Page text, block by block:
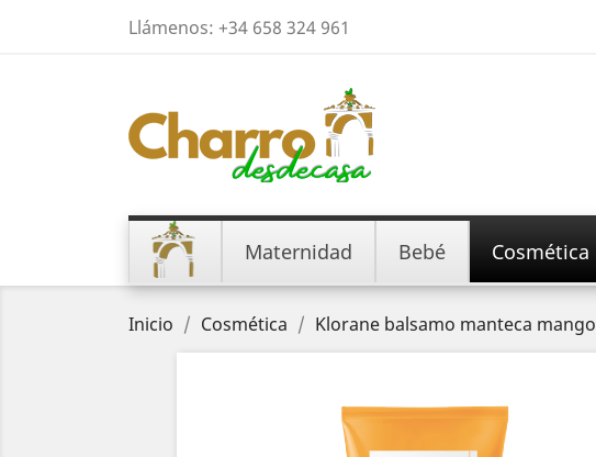
Llámenos: +34 658 324 961
Maternidad Bebé Cosmética
Inicio Cosmética Klorane balsamo manteca mango